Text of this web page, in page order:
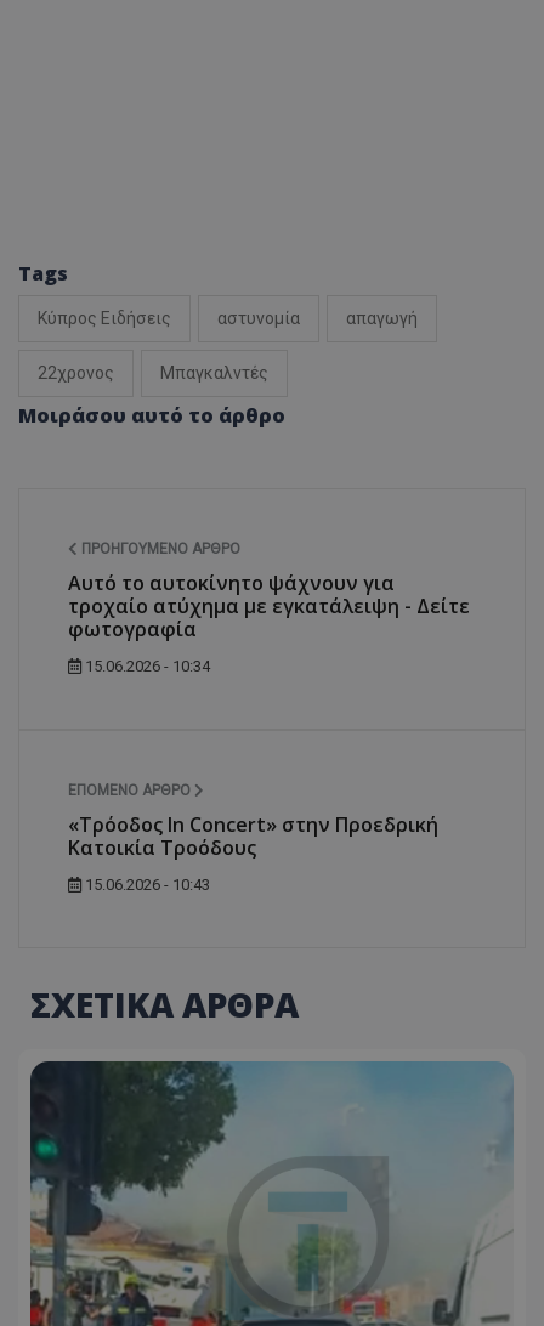
Tags
Κύπρος Ειδήσεις αστυνομία απαγωγή
22χρονος Μπαγκαλντές
Μοιράσου αυτό το άρθρο
ΠΡΟΗΓΟΎΜΕΝΟ ΆΡΘΡΟ
Αυτό το αυτοκίνητο ψάχνουν για
τροχαίο ατύχημα με εγκατάλειψη - Δείτε
φωτογραφία
15.06.2026 - 10:34
ΕΠΌΜΕΝΟ ΆΡΘΡΟ
«Τρόοδος In Concert» στην Προεδρική
Κατοικία Τροόδους
15.06.2026 - 10:43
ΣΧΕΤΙΚΑ ΑΡΘΡΑ